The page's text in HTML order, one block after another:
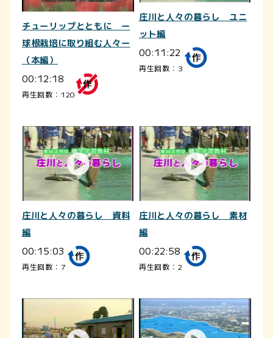
チューリップとともに ー
球根栽培に取り組む人々ー
（本編）
00:12:18
再生回数：120
庄川と人々の暮らし ユニ
ット編
00:11:22
再生回数：3
庄川と人々の暮らし 資料
編
00:15:03
再生回数：7
庄川と人々の暮らし 素材
編
00:22:58
再生回数：2